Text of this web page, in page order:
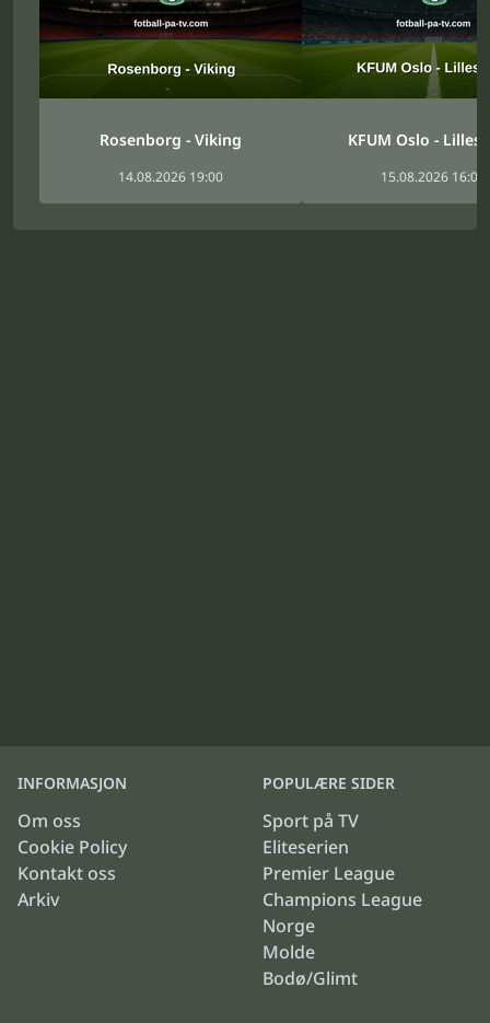
Rosenborg - Viking
14.08.2026 19:00
KFUM Oslo -
15.08.2026 16:00
INFORMASJON
Om oss
Cookie Policy
Kontakt oss
Arkiv
POPULÆRE SIDER
Sport på TV
Eliteserien
Premier League
Champions League
Norge
Molde
Bodø/Glimt